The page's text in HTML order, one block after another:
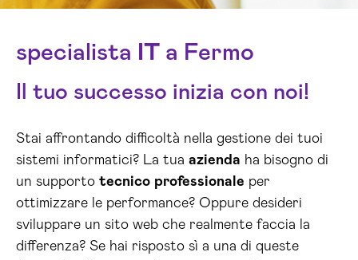
specialista IT a Fermo
Il tuo successo inizia con noi!
Stai affrontando difficoltà nella gestione dei tuoi
sistemi informatici? La tua azienda ha bisogno di
un supporto tecnico professionale per
ottimizzare le performance? Oppure desideri
sviluppare un sito web che realmente faccia la
differenza? Se hai risposto sì a una di queste